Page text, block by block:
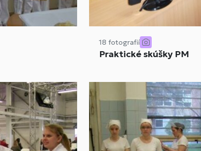
18 fotografií
Praktické skúšky PM